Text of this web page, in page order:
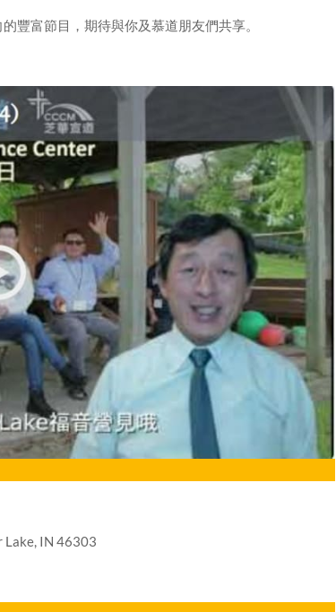
豐富節目，期待與你及慕道朋友們共享。
Lake, IN 46303